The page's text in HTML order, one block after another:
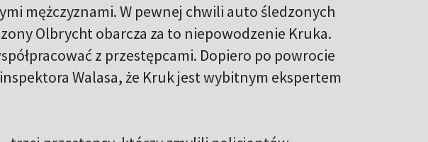
mężczyznami. W pewnej chwili auto śledzonych
Olbrycht obarcza za to niepowodzenie Kruka.
z przestępcami. Dopiero po powrocie
Walasa, że Kruk jest wybitnym ekspertem